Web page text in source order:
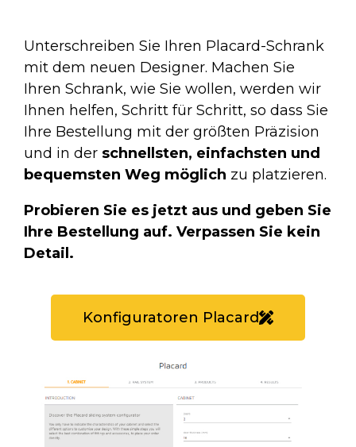
Unterschreiben Sie Ihren Placard-Schrank
mit dem neuen Designer. Machen Sie
Ihren Schrank, wie Sie wollen, werden wir
Ihnen helfen, Schritt für Schritt, so dass Sie
Ihre Bestellung mit der größten Präzision
und in der schnellsten, einfachsten und
bequemsten Weg möglich zu platzieren.
Probieren Sie es jetzt aus und geben Sie
Ihre Bestellung auf. Verpassen Sie kein
Detail.
Konfiguratoren Placard